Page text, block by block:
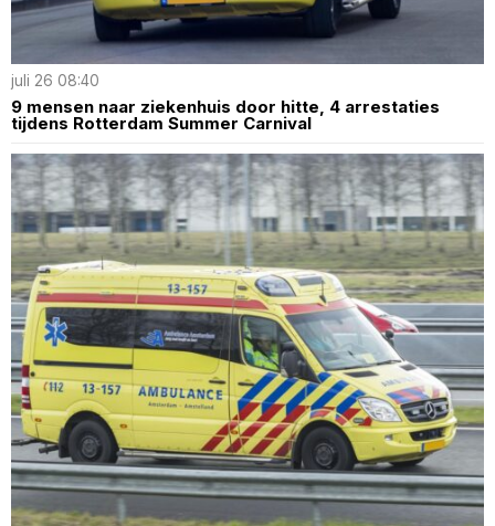
juli 26 08:40
9 mensen naar ziekenhuis door hitte, 4 arrestaties
tijdens Rotterdam Summer Carnival